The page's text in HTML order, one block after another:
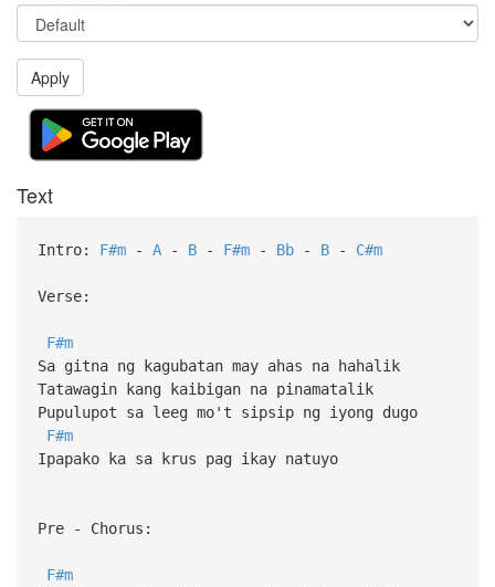
Apply
Text
Intro: F#m- A- B- F#m- Bb- B- C#m
Verse:
F#m
Sa gitna ng kagubatan may ahas na hahalik
Tatawagin kang kaibigan na pinamatalik
Pupulupot sa leeg mo't sipsip ng iyong dugo
F#m
Ipapako ka sa krus pag ikay natuyo
Pre - Chorus:
F#m